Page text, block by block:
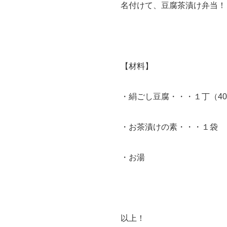
名付けて、豆腐茶漬け弁当！
【材料】
・絹ごし豆腐・・・１丁（
・お茶漬けの素・・・１袋
・お湯
以上！